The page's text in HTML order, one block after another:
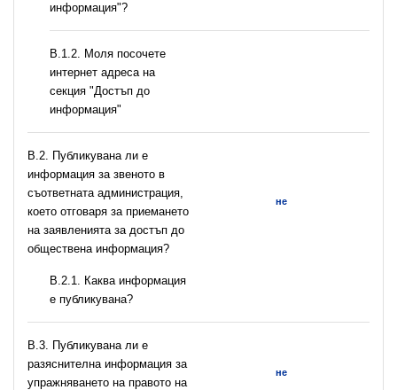
информация"?
B.1.2. Моля посочете
интернет адреса на
секция "Достъп до
информация"
В.2. Публикувана ли е
информация за звеното в
съответната администрация,
което отговаря за приемането
на заявленията за достъп до
обществена информация?
не
B.2.1. Каква информация
е публикувана?
В.3. Публикувана ли е
разяснителна информация за
упражняването на правото на
не